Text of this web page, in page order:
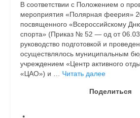
В соответствии с Положением о
мероприятия «Полярная феерия»
посвященного «Всероссийскому
спорта» (Приказ № 52 — од от
руководство подготовкой и
осуществлялось муниципальным
учреждением «Центр активного
«ЦАО») и … Читать далее
Поделиться